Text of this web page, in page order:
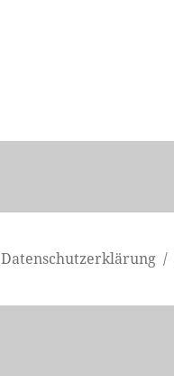
Datenschutzerklärung